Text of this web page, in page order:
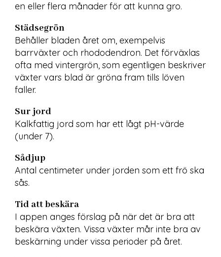
en eller flera månader för att kunna gro.
Städsegrön
Behåller bladen året om, exempelvis
barrväxter och rhododendron. Det förväxlas
ofta med vintergrön, som egentligen beskriver
växter vars blad är gröna fram tills löven
faller.
Sur jord
Kalkfattig jord som har ett lågt pH-värde
(under 7).
Sådjup
Antal centimeter under jorden som ett frö ska
sås.
Tid att beskära
I appen anges förslag på när det är bra att
beskära växten. Vissa växter mår inte bra av
beskärning under vissa perioder på året.